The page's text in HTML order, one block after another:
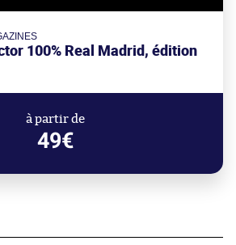
100% Real Madrid, édition
à partir de
49€